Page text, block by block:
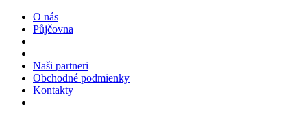
O nás
Půjčovna
Naši partneri
Obchodné podmienky
Kontakty